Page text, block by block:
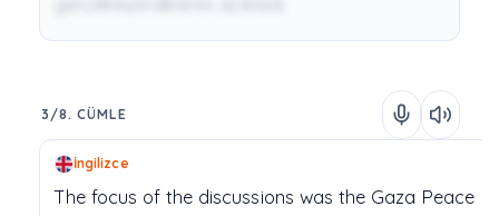
3/8. CÜMLE
İngilizce
The focus ofthe discussions was the Gaza Peace